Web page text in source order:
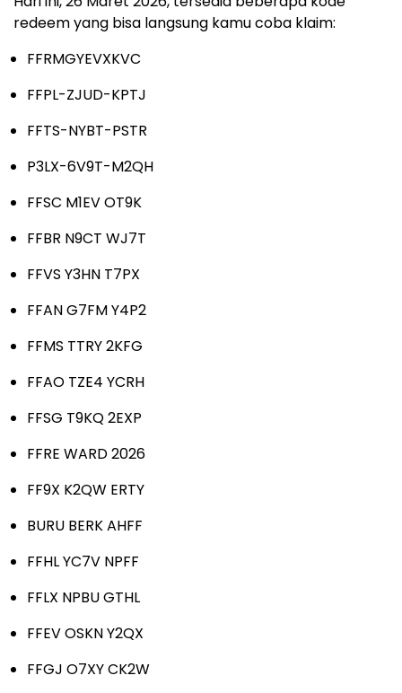
redeem yang bisa langsung kamu coba klaim:
FFRMGYEVXKVC
FFPL-ZJUD-KPTJ
FFTS-NYBT-PSTR
P3LX-6V9T-M2QH
FFSC M1EV OT9K
FFBR N9CT WJ7T
FFVS Y3HN T7PX
FFAN G7FM Y4P2
FFMS TTRY 2KFG
FFAO TZE4 YCRH
FFSG T9KQ 2EXP
FFRE WARD 2026
FF9X K2QW ERTY
BURU BERK AHFF
FFHL YC7V NPFF
FFLX NPBU GTHL
FFEV OSKN Y2QX
FFGJ O7XY CK2W